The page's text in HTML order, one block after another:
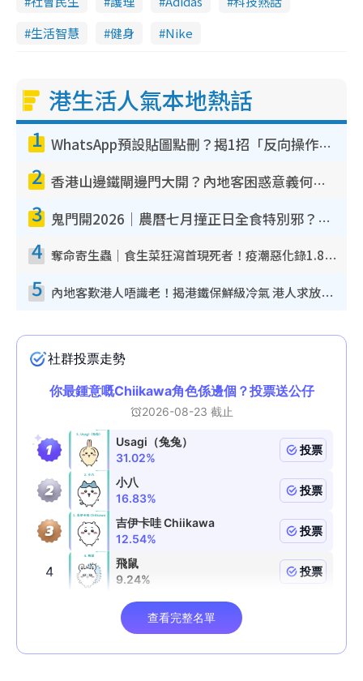
生活智慧
健身 Nike
港生活人氣本地熱話
1 WhatsApp預設貼圖點刪？揭1招「反向操作」還原簡潔介面 附3步實測教學
2 香港山邊鐵閘邊門大開？內地客困惑意義何在！網民神回覆：呢種叫法理性防禦
3 鬼門開2026｜農曆七月撞正日全食特別邪？專家警告切忌做一事！揭4大禁忌+2招保平安
4 奪命寄生蟲｜食生菜狂瀉首現死者！疫潮惡化錄1.8萬宗病例 揭洗菜3大謬誤
5 內地客歎港人唔識老！揭港鐵保鮮級冷氣 港人求放過：咪投訴